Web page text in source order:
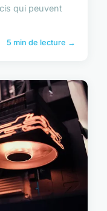
qui peuvent
5 min de lecture →